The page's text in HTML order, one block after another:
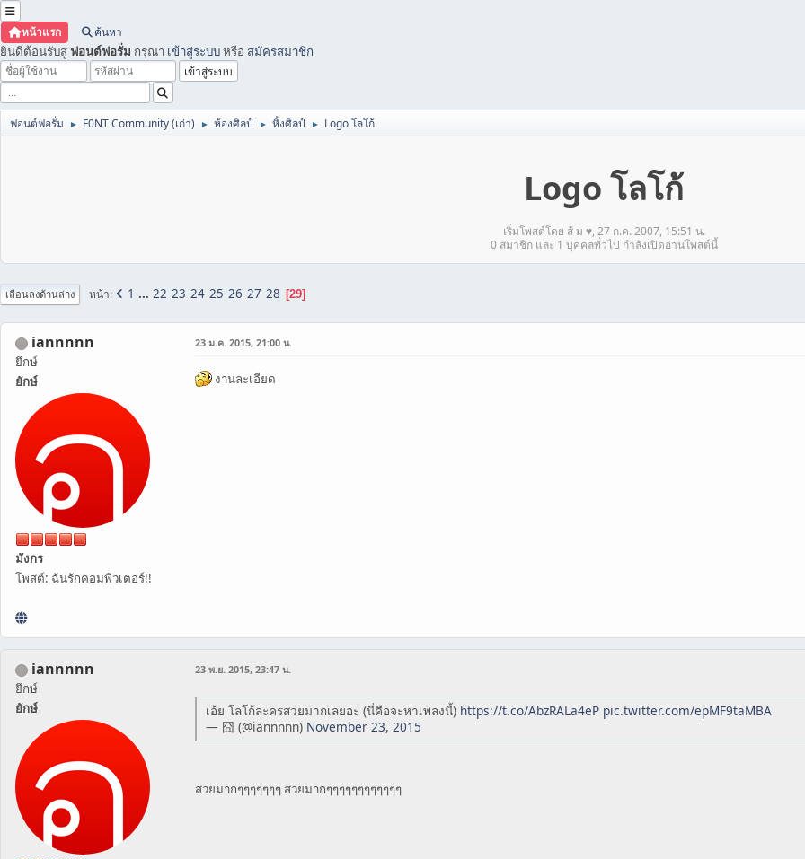
หน้าแรก ค้นหา
ยินดีต้อนรับสู่ ฟอนต์ฟอรั่ม กรุณา เข้าสู่ระบบหรือ สมัครสมาชิก
ฟอนต์ฟอรั่ม ► F0NT Community (เก่า) ► ห้องศิลป์ ► หิ้งศิลป์ ► Logo โลโก้
Logo โลโก้
เริ่มโพสต์โดย ส้ ม ♥, 27 ก.ค. 2007, 15:51 น.
0 สมาชิก และ 1 บุคคลทั่วไป กำลังเปิดอ่านโพสต์นี้
เลื่อนลงด้านล่าง หน้า 1 ... 22 23 24 25 26 27 28 29
iannnnn
ยึกษ์
ยักษ์
มังกร
โพสต์: ฉันรักคอมพิวเตอร์!!
23 ม.ค. 2015, 21:00 น.
งานละเอียด
iannnnn
ยึกษ์
ยักษ์
23 พ.ย. 2015, 23:47 น.
เอ้ย โลโก้ละครสวยมากเลยอะ (นี่คือจะหาเพลงนี้) https://t.co/AbzRALa4eP pic.twitter.com/epMF9taMBA
— 囧 (@iannnnn) November 23, 2015
สวยมากๆๆๆๆๆๆๆ สวยมากๆๆๆๆๆๆๆๆๆๆๆๆ